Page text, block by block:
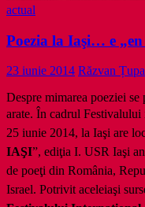
actual
Poezia la Iaşi… e „en
23 iunie 2014 Răzvan Țupa
Despre mimarea poeziei se
arate. În cadrul
25 iunie 2014, la Iaşi are
IAŞI”, ediţia I. USR Iaşi
de poeţi din România,
Israel. Potrivit aceleiaşi